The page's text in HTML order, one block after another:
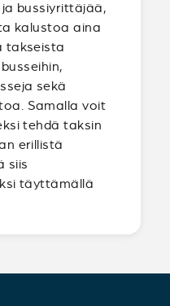
bussiyrittäjää,
kalustoa aina
takseista
sekä
Samalla voit
tehdä taksin
erillistä
siis
täyttämällä